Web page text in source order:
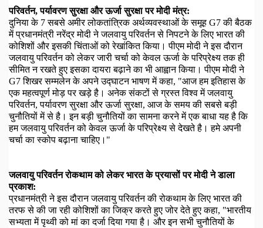
परिवर्तन,पर्यावरण सुरक्षा और ऊर्जा सुरक्षा पर मोदी मंत्र:
दुनिया के 7सबसे अमीर लोकतांत्रिक अर्थव्यवस्थाओं के समूह G7की बैठक
में प्रधानमंत्री नरेंद्र मोदी ने जलवायु परिवर्तन से निपटने के लिए भारत की
कोशिशों और इसकी चिंताओं को रेखांकित किया। पीएम मोदी ने इस दौरान
जलवायु परिवर्तन को लेकर जारी चर्चा को केवल ऊर्जा के परिप्रेक्ष्य तक ही
सीमित न रखते हुए इसका दायरा बढ़ाने का भी आह्वान किया। पीएम मोदी ने
G7शिखर सम्मलेन के अपने उद्घाटन भाषण में कहा, "आज हम इतिहास के
एक महत्वपूर्ण मोड़ पर खड़े है। अनेक संकटों से ग्रस्त विश्व में जलवायु
परिवर्तन,पर्यावरण सुरक्षा और ऊर्जा सुरक्षा, आज के समय की सबसे बड़ी
चुनौतियों में से है। इन बड़ी चुनौतियों का सामना करने में एक बाधा यह है कि
हम जलवायु परिवर्तन को केवल ऊर्जा के परिप्रेक्ष्य से देखते है। हमे अपनी
चर्चा का स्कोप बढ़ाना चाहिए।"
जलवायु परिवर्तन रोकथाम को लेकर भारत के प्रयासों पर मोदी ने डाला
प्रकाश:
प्रधानमंत्री ने इस दौरान जलवायु परिवर्तन की रोकथाम के लिए भारत की
तरफ से की जा रही कोशिशों का जिक्र करते हुए जोर देते हुए कहा, "भारतीय
सभ्यता में पृथ्वी को मां का दर्जा दिया गया है। और इन सभी चुनौतियों के